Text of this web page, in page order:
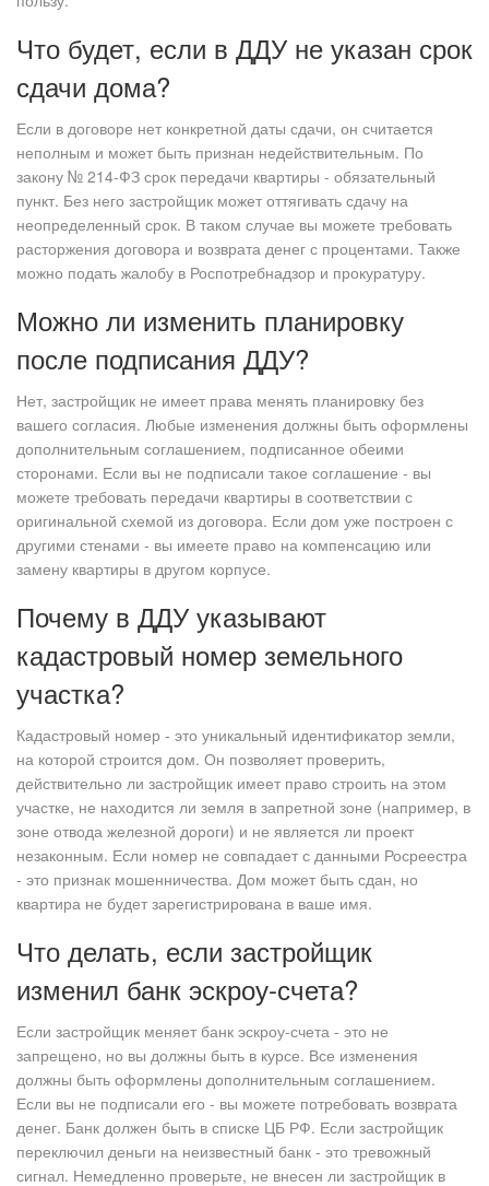
Что будет, если в ДДУ не указан срок
сдачи дома?
Если в договоре нет конкретной даты сдачи, он считается
неполным и может быть признан недействительным. По
закону № 214-ФЗ срок передачи квартиры - обязательный
пункт. Без него застройщик может оттягивать сдачу на
неопределенный срок. В таком случае вы можете требовать
расторжения договора и возврата денег с процентами. Также
можно подать жалобу в Роспотребнадзор и прокуратуру.
Можно ли изменить планировку
после подписания ДДУ?
Нет, застройщик не имеет права менять планировку без
вашего согласия. Любые изменения должны быть оформлены
дополнительным соглашением, подписанное обеими
сторонами. Если вы не подписали такое соглашение - вы
можете требовать передачи квартиры в соответствии с
оригинальной схемой из договора. Если дом уже построен с
другими стенами - вы имеете право на компенсацию или
замену квартиры в другом корпусе.
Почему в ДДУ указывают
кадастровый номер земельного
участка?
Кадастровый номер - это уникальный идентификатор земли,
на которой строится дом. Он позволяет проверить,
действительно ли застройщик имеет право строить на этом
участке, не находится ли земля в запретной зоне (например, в
зоне отвода железной дороги) и не является ли проект
незаконным. Если номер не совпадает с данными Росреестра
- это признак мошенничества. Дом может быть сдан, но
квартира не будет зарегистрирована в ваше имя.
Что делать, если застройщик
изменил банк эскроу-счета?
Если застройщик меняет банк эскроу-счета - это не
запрещено, но вы должны быть в курсе. Все изменения
должны быть оформлены дополнительным соглашением.
Если вы не подписали его - вы можете потребовать возврата
денег. Банк должен быть в списке ЦБ РФ. Если застройщик
переключил деньги на неизвестный банк - это тревожный
сигнал. Немедленно проверьте, не внесен ли застройщик в